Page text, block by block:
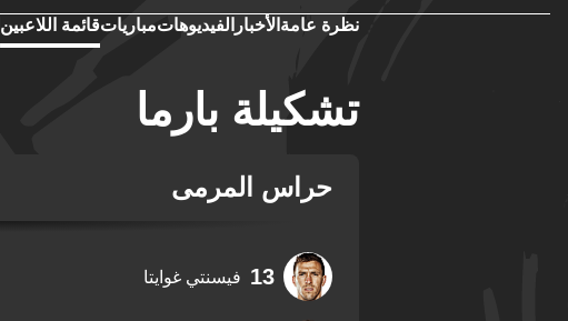
نظرة عامة الأخبار الفيديوهاتمبارياتقائمة اللاعبين
تشكيلة بارما
حراس المرمى
13 فيسنتي غوايتا